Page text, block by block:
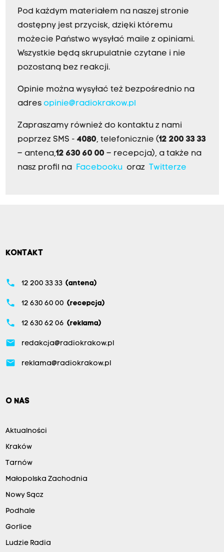
Pod każdym materiałem na naszej stronie
dostępny jest przycisk, dzięki któremu
możecie Państwo wysyłać maile z opiniami.
Wszystkie będą skrupulatnie czytane i nie
pozostaną bez reakcji.
Opinie można wysyłać też bezpośrednio na
adres opinie@radiokrakow.pl
Zapraszamy również do kontaktu z nami
poprzez SMS - 4080, telefonicznie (12 200 33 33
– antena,12 630 60 00 – recepcja), a także na
nasz profil na
Facebookuoraz Twitterze
KONTAKT
phone 12 200 33 33 (antena)
phone 12 630 60 00 (recepcja)
phone 12 630 62 06 (reklama)
email redakcja@radiokrakow.pl
email reklama@radiokrakow.pl
O NAS
Aktualności
Kraków
Tarnów
Małopolska Zachodnia
Nowy Sącz
Podhale
Gorlice
Ludzie Radia